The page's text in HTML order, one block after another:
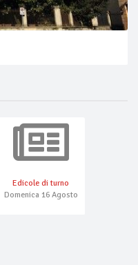
Edicole di turno
Domenica 16 Agosto